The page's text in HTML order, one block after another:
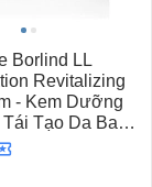
Borlind LL
Revitalizing
- Kem Dưỡng
Tái Tạo Da Ban